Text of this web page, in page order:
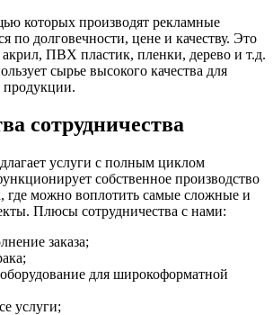
которых производят рекламные
по долговечности, цене и качеству. Это
ПВХ пластик, пленки, дерево и т.д.
сырье высокого качества для
продукции.
сотрудничества
услуги с полным циклом
собственное производство
где можно воплотить самые сложные и
Плюсы сотрудничества с нами:
заказа;
для широкоформатной
услуги;